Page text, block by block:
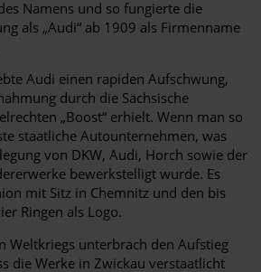
Namens und so fungierte die
als „Audi“ ab 1909 als Firmenname
Audi einen rapiden Aufschwung,
durch die Sächsische
„Boost“ erhielt. Wenn man so
staatliche Autounternehmen, was
von DKW, Audi, Horch sowie der
bewerkstelligt wurde. Es
mit Sitz in Chemnitz und den bis
Ringen als Logo.
Weltkriegs unterbrach den Aufstieg
die Werke in Zwickau verstaatlicht